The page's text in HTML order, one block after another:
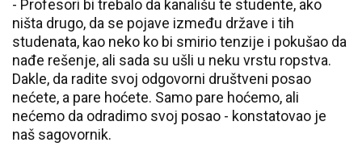
- Profesori bi trebalo da kanališu te studente, ako
ništa drugo, da se pojave između države i tih
studenata, kao neko ko bi smirio tenzije i pokušao da
nađe rešenje, ali sada su ušli u neku vrstu ropstva.
Dakle, da radite svoj odgovorni društveni posao
nećete, a pare hoćete. Samo pare hoćemo, ali
nećemo da odradimo svoj posao - konstatovao je
naš sagovornik.